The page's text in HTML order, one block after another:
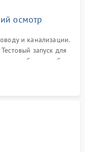
осмотр
и канализации.
запуск для
или сбоев в работе